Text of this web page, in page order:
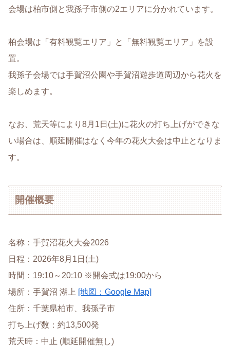
会場は柏市側と我孫子市側の2エリアに分かれています。
柏会場は「有料観覧エリア」と「無料観覧エリア」を設
置。
我孫子会場では手賀沼公園や手賀沼遊歩道周辺から花火を
楽しめます。
なお、荒天等により8月1日(土)に花火の打ち上げができな
い場合は、順延開催はなく今年の花火大会は中止となりま
す。
開催概要
名称：手賀沼花火大会2026
日程：2026年8月1日(土)
時間：19:10～20:10 ※開会式は19:00から
場所：手賀沼 湖上 [地図：Google Map]
住所：千葉県柏市、我孫子市
打ち上げ数：約13,500発
荒天時：中止 (順延開催無し)